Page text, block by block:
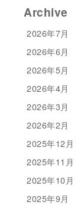
Archive
2026年7月
2026年6月
2026年5月
2026年4月
2026年3月
2026年2月
2025年12月
2025年11月
2025年10月
2025年9月